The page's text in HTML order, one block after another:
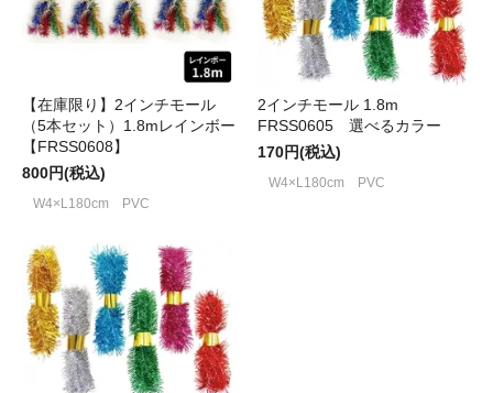
【在庫限り】2インチモール
（5本セット）1.8mレインボー
【FRSS0608】
800円(税込)
W4×L180cm PVC
2インチモール 1.8m
FRSS0605 選べるカラー
170円(税込)
W4×L180cm PVC